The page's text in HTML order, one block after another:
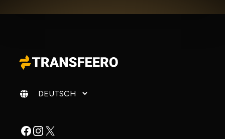
Sprache ändern
Facebook
Instagram
X